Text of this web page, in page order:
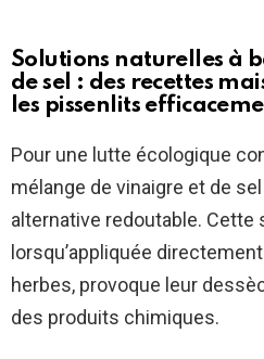
Solutions naturelles à
desel : des recettes
les pissenlits
Pour une lutte écologique
mélange de vinaigre et de
alternative redoutable. Cette
lorsqu’appliquée
herbes, provoque leur
des produits chimiques.